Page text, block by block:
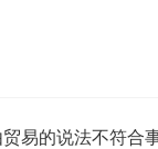
易的说法不符合